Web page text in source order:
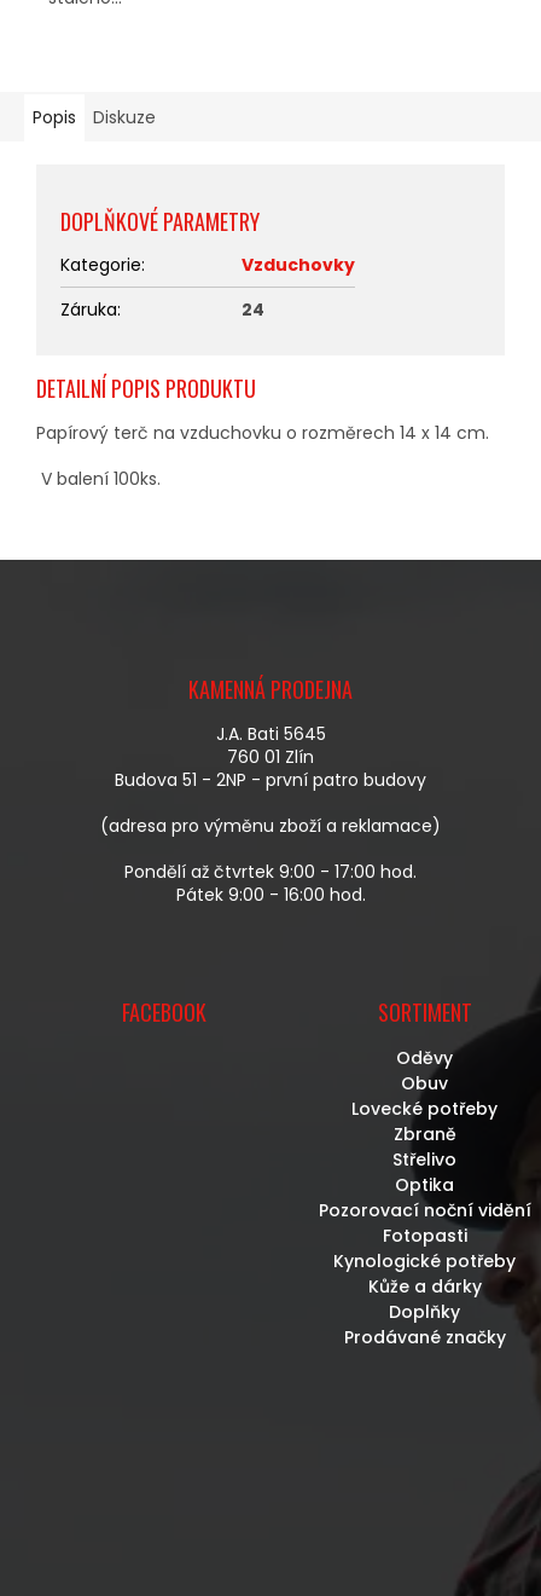
Popis Diskuze
DETAILNÍ POPIS PRODUKTU
Papírový terč na vzduchovku o rozměrech 14 x 14 cm.
V balení 100ks.
DOPLŇKOVÉ PARAMETRY
Kategorie:
Vzduchovky
Záruka: 24
KAMENNÁ PRODEJNA
J.A. Bati 5645
760 01 Zlín
Budova 51 - 2NP - první patro budovy
(adresa pro výměnu zboží a reklamace)
Pondělí až čtvrtek 9:00 - 17:00 hod.
Pátek 9:00 - 16:00 hod.
FACEBOOK SORTIMENT
Oděvy
Obuv
Lovecké potřeby
Zbraně
Střelivo
Optika
Pozorovací noční vidění
Fotopasti
Kynologické potřeby
Kůže a dárky
Doplňky
Prodávané značky